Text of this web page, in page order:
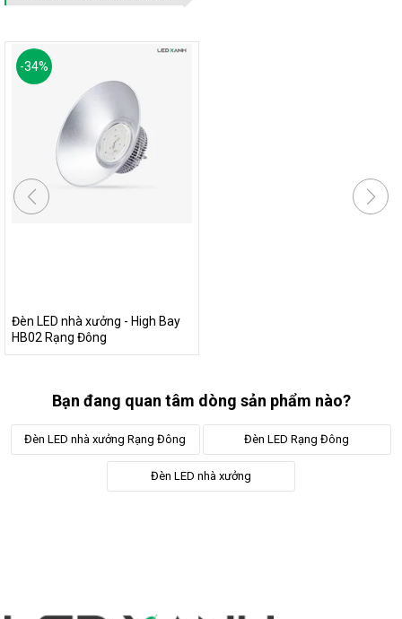
-34%
Đèn LED nhà xưởng - High Bay
HB02 Rạng Đông
Bạn đang quan tâm dòng sản phẩm nào?
Đèn LED nhà xưởng Rạng Đông Đèn LED Rạng Đông
Đèn LED nhà xưởng